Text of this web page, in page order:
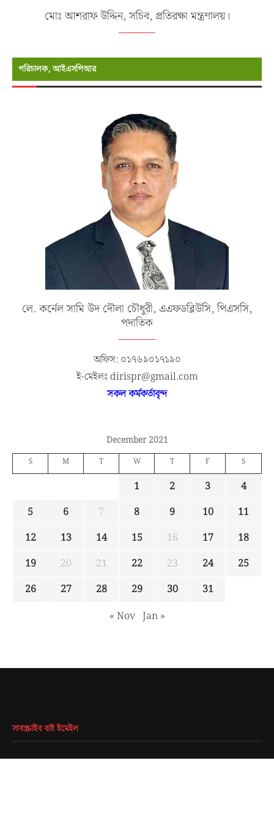
মোঃ আশরাফ উদ্দিন, সচিব, প্রতিরক্ষা মন্ত্রণালয়।
পরিচালক, আইএসপিআর
লে. কর্নেল সামি উদ দৌলা চৌধুরী, এএফডব্লিউসি, পিএসসি,
পদাতিক
অফিস: ০১৭৬৯০১৭১৯০
ই-মেইলঃ dirispr@gmail.com
সকল কর্মকর্তাবৃন্দ
December 2021
S M T W T F S
1 2 3
4
5
6 7 8 9 10
11
12
13 14 15 16 17
18
19
20 21 22 23 24
25
26
27 28 29 30
31
« Nov Jan »
সাবস্ক্রাইব বাই ইমেইল